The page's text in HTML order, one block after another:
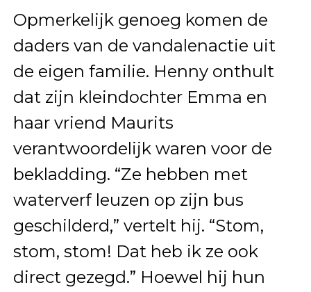
Opmerkelijk genoeg komen de
daders van de vandalenactie uit
de eigen familie. Henny onthult
dat zijn kleindochter Emma en
haar vriend Maurits
verantwoordelijk waren voor de
bekladding. “Ze hebben met
waterverf leuzen op zijn bus
geschilderd,” vertelt hij. “Stom,
stom, stom! Dat heb ik ze ook
direct gezegd.” Hoewel hij hun